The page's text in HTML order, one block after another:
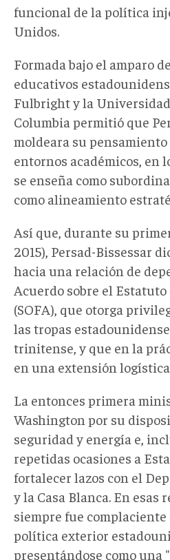
funcional de la política
Unidos.
Formada bajo el amparo
educativos
Fulbright y la
Columbia permitió que
moldeara su
entornos académicos, en
se enseña como
como alineamiento
Así que, durante su
2015), Persad-Bissessar
hacia una relación de
Acuerdo sobre el Estatuto
(SOFA), que otorga
las tropas
trinitense, y que en la
en una extensión
La entonces primera
Washington por su
seguridad y energía e,
repetidas ocasiones a
fortalecer lazos con el
y la Casa Blanca. En
siempre fue complaciente
política exterior
presentándose como una